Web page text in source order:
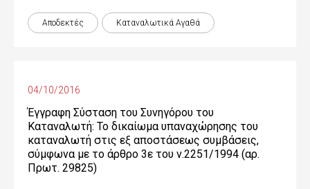
Αποδεκτές Καταναλωτικά Αγαθά
04/10/2016
Έγγραφη Σύσταση του Συνηγόρου του
Καταναλωτή: Το δικαίωμα υπαναχώρησης του
καταναλωτή στις εξ αποστάσεως συμβάσεις,
σύμφωνα με το άρθρο 3ε του ν.2251/1994 (αρ.
Πρωτ. 29825)